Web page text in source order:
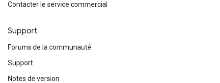
Contacter le service commercial
Support
Forums de la communauté
Support
Notes de version